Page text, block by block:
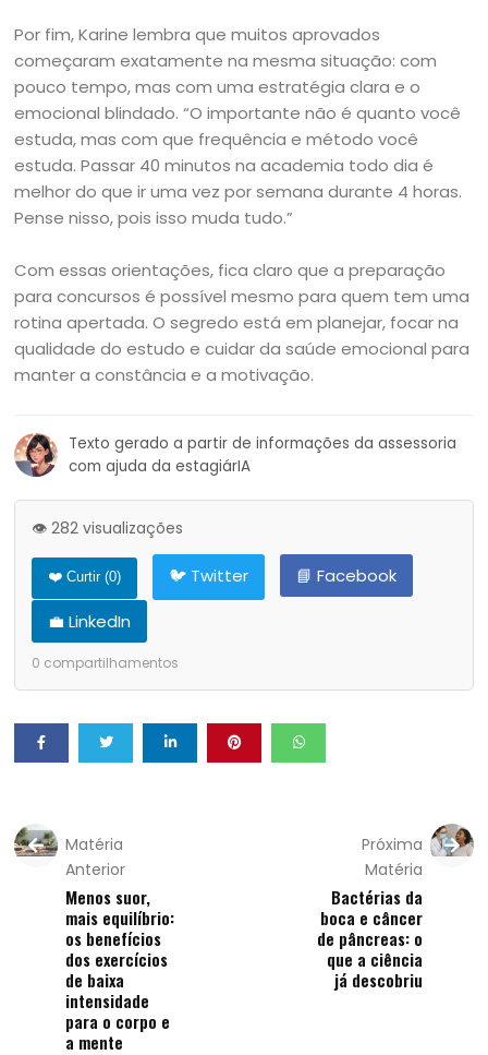
Por fim, Karine lembra que muitos aprovados
começaram exatamente na mesma situação: com
pouco tempo, mas com uma estratégia clara e o
emocional blindado. “O importante não é quanto você
estuda, mas com que frequência e método você
estuda. Passar 40 minutos na academia todo dia é
melhor do que ir uma vez por semana durante 4 horas.
Pense nisso, pois isso muda tudo.”
Com essas orientações, fica claro que a preparação
para concursos é possível mesmo para quem tem uma
rotina apertada. O segredo está em planejar, focar na
qualidade do estudo e cuidar da saúde emocional para
manter a constância e a motivação.
Texto gerado a partir de informações da assessoria
com ajuda da estagiárIA
👁️ 282 visualizações
❤️ Curtir (0) 🐦 Twitter
📘 Facebook
💼 LinkedIn
0 compartilhamentos
Matéria
Anterior
Menos suor,
mais equilíbrio:
os benefícios
dos exercícios
de baixa
intensidade
para o corpo e
a mente
Próxima
Matéria
Bactérias da
boca e câncer
de pâncreas: o
que a ciência
já descobriu